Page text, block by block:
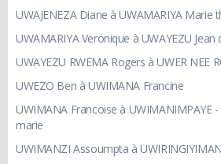
UWAJENEZA Diane à UWAMARIYA Marie
UWAMARIYA Veronique à UWAYEZU Jean
UWAYEZU RWEMA Rogers à UWER NEE
UWEZO Ben à UWIMANA Francine
UWIMANA Francoise à UWIMANIMPAYE
marie
UWIMANZI Assoumpta à